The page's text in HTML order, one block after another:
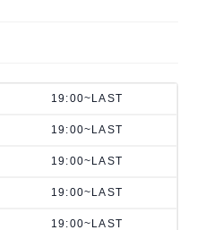
19:00~LAST
19:00~LAST
19:00~LAST
19:00~LAST
19:00~LAST